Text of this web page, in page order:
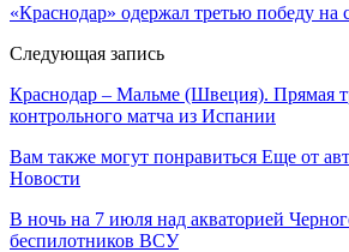
«Краснодар» одержал третью победу на
Следующая запись
Краснодар – Мальме (Швеция). Прямая
контрольного матча из Испании
Вам также могут понравиться Еще от
Новости
В ночь на 7 июля над акваторией
беспилотников ВСУ